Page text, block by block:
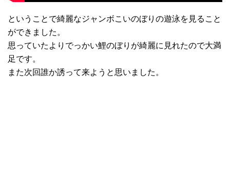
ということで綺麗なジャンボこいのぼりの遊泳を見ること
ができました。
思っていたよりでっかい鯉のぼりが綺麗に見れたので大満
足です。
また次回誰か誘って来ようと思いました。